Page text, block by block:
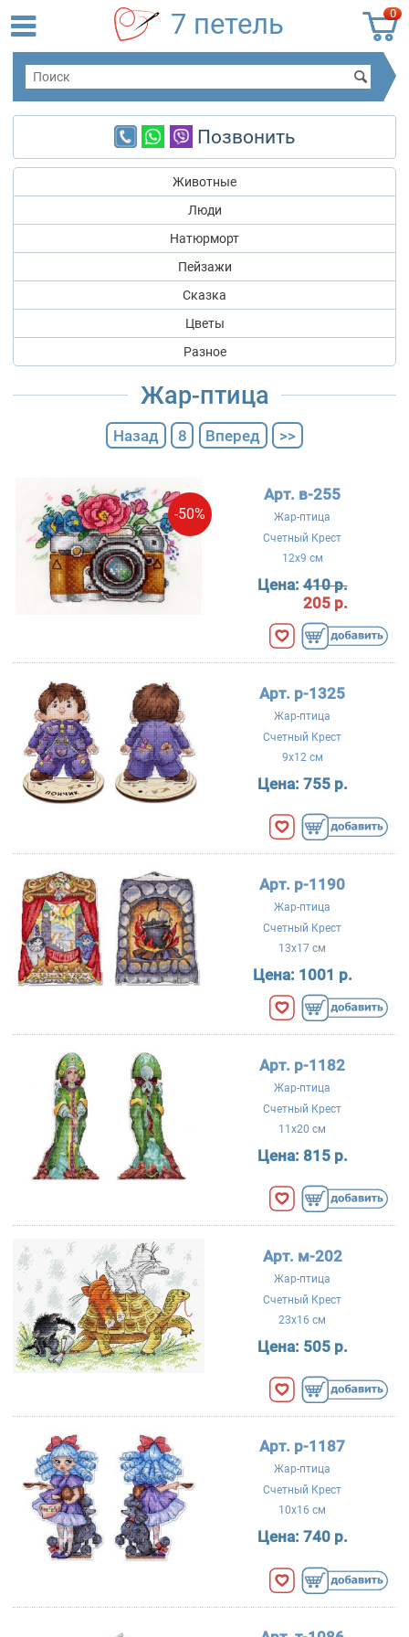
0
7 петель
Позвонить
Животные
Люди
Натюрморт
Пейзажи
Сказка
Цветы
Разное
Жар-птица
Назад 8 Вперед >>
-50%
Арт. в-255
Жар-птица
Счетный Крест
12x9 см
Цена:410 р.
205 р.
Арт. р-1325
Жар-птица
Счетный Крест
9x12 см
Цена: 755 р.
Арт. р-1190
Жар-птица
Счетный Крест
13x17 см
Цена: 1001 р.
Арт. р-1182
Жар-птица
Счетный Крест
11x20 см
Цена: 815 р.
Арт. м-202
Жар-птица
Счетный Крест
23x16 см
Цена: 505 р.
Арт. р-1187
Жар-птица
Счетный Крест
10x16 см
Цена: 740 р.